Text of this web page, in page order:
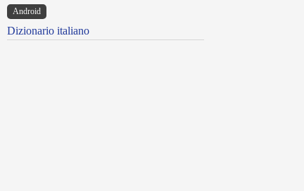
Android
Dizionario italiano